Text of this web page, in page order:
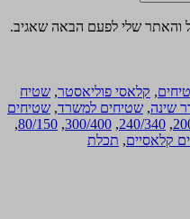
והאתר שלי לפעם הבאה שאגיב.
, קלאסי פוליאסטר, שטיח
שינה, שטיחים למשרד, שטיחים
,
240/340
,
300/400
,
80/150
,
קלאסיים, תכלת